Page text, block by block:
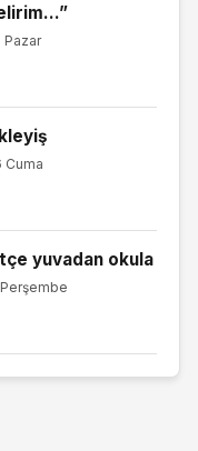
Pazar
Cuma
yuvadan okula